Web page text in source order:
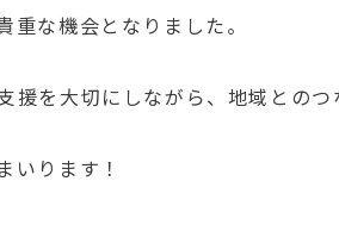
な機会となりました。
を大切にしながら、地域とのつ
いります！